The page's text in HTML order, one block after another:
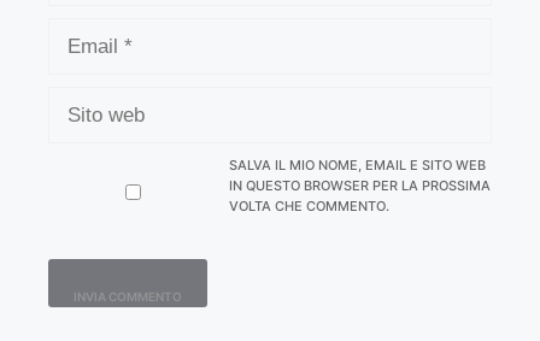
WEB
SALVA IL MIO NOME, EMAIL E SITO WEB
IN QUESTO BROWSER PER LA PROSSIMA
VOLTA CHE COMMENTO.